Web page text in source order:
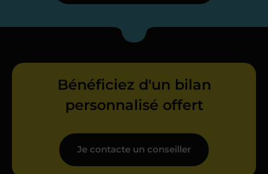
Bénéficiez d'un bilan
personnalisé offert
Je contacte un conseiller